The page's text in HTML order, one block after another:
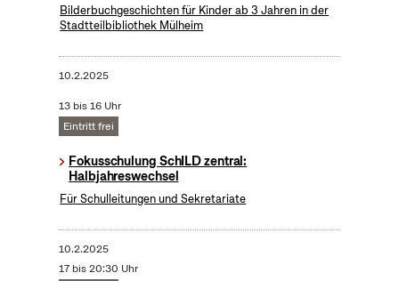
Bilderbuchgeschichten für Kinder ab 3 Jahren in der
Stadtteilbibliothek Mülheim
10.2.2025
13 bis 16 Uhr
Eintritt frei
Fokusschulung SchILD zentral:
Halbjahreswechsel
Für Schulleitungen und Sekretariate
10.2.2025
17 bis 20:30 Uhr